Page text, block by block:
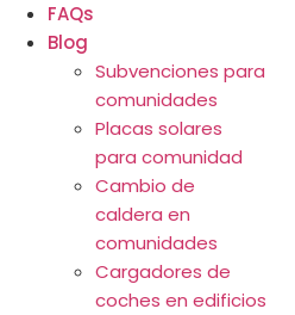
FAQs
Blog
Subvenciones para
comunidades
Placas solares
para comunidad
Cambio de
caldera en
comunidades
Cargadores de
coches en edificios